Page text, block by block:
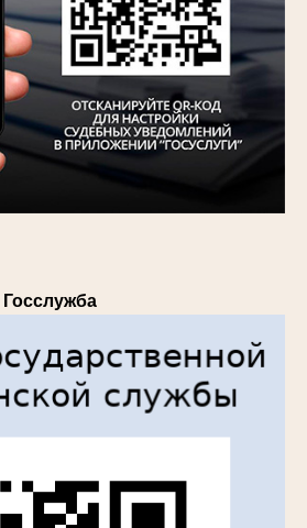
Госслужба